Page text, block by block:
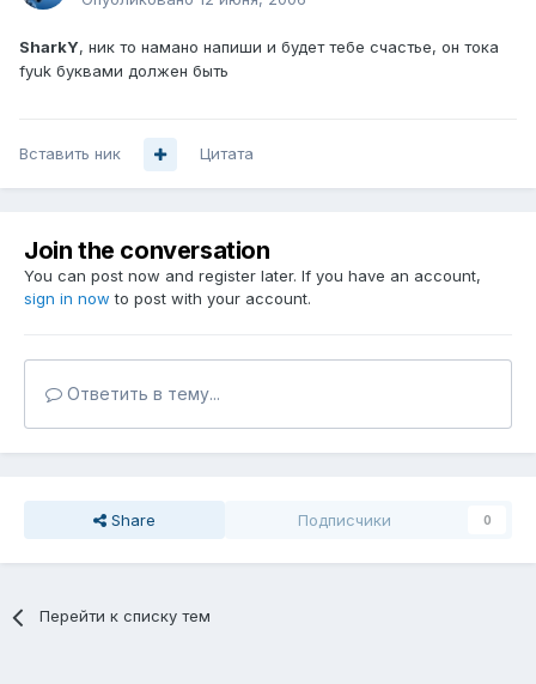
SharkY, ник то намано напиши и будет тебе счастье, он тока
fyuk буквами должен быть
Вставить ник Цитата
Join the conversation
You can post now and register later. If you have an account,
sign in now to post with your account.
Ответить в тему...
Share Подписчики 0
Перейти к списку тем